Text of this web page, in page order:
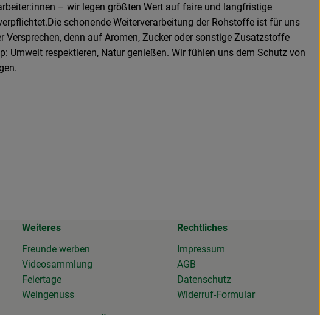
– wir legen größten Wert auf faire und langfristige
schonende Weiterverarbeitung der Rohstoffe ist für uns
denn auf Aromen, Zucker oder sonstige Zusatzstoffe
Umwelt respektieren, Natur genießen. Wir fühlen uns dem Schutz von
Weiteres
Freunde werben
Videosammlung
Feiertage
Weingenuss
Rechtliches
Impressum
AGB
Datenschutz
Widerruf-Formular